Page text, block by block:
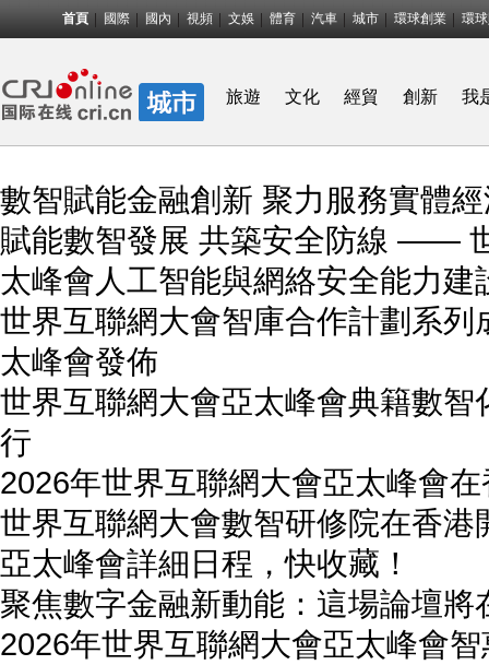
首頁 國際 國內 視頻 文娛 體育 汽車 城市 環球創業 環
旅遊 文化 經貿 創新 我
數智賦能金融創新 聚力服務實體
賦能數智發展 共築安全防線 ——
太峰會人工智能與網絡安全能力建
世界互聯網大會智庫合作計劃系列
太峰會發佈
世界互聯網大會亞太峰會典籍數智
行
2026年世界互聯網大會亞太峰會
世界互聯網大會數智研修院在香港
亞太峰會詳細日程，快收藏！
聚焦數字金融新動能：這場論壇將
2026年世界互聯網大會亞太峰會